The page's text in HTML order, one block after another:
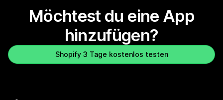
Möchtest du eine App
hinzufügen?
Shopify 3 Tage kostenlos testen